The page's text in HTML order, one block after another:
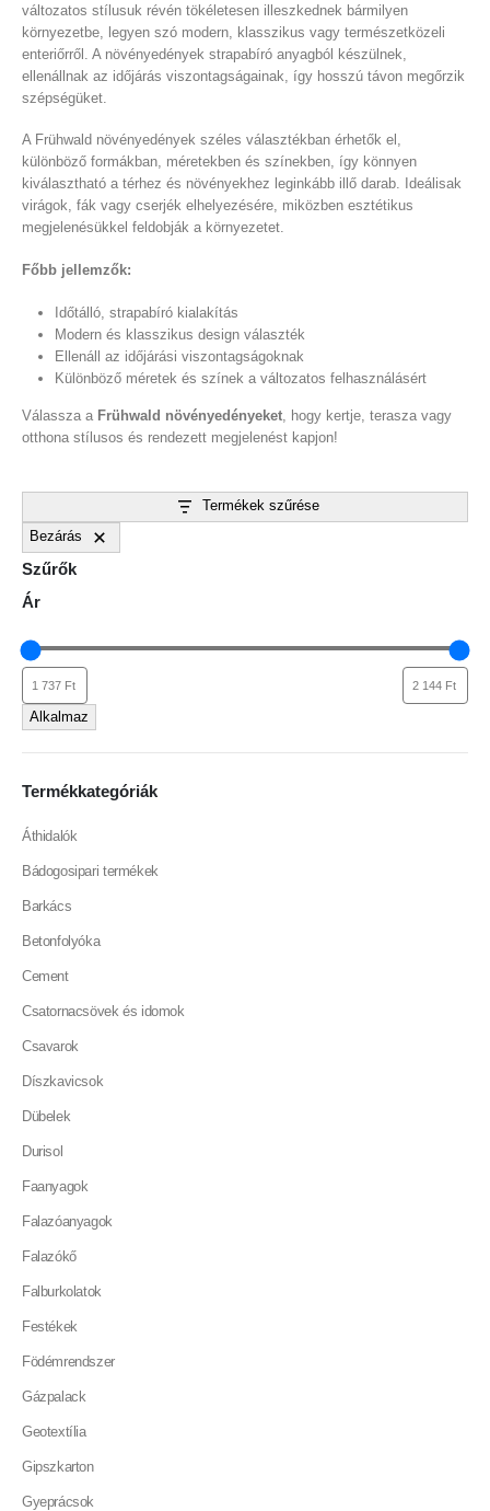
változatos stílusuk révén tökéletesen illeszkednek bármilyen
környezetbe, legyen szó modern, klasszikus vagy természetközeli
enteriőrről. A növényedények strapabíró anyagból készülnek,
ellenállnak az időjárás viszontagságainak, így hosszú távon megőrzik
szépségüket.
A Frühwald növényedények széles választékban érhetők el,
különböző formákban, méretekben és színekben, így könnyen
kiválasztható a térhez és növényekhez leginkább illő darab. Ideálisak
virágok, fák vagy cserjék elhelyezésére, miközben esztétikus
megjelenésükkel feldobják a környezetet.
Főbb jellemzők:
Időtálló, strapabíró kialakítás
Modern és klasszikus design választék
Ellenáll az időjárási viszontagságoknak
Különböző méretek és színek a változatos felhasználásért
Válassza a Frühwald növényedényeket, hogy kertje, terasza vagy
otthona stílusos és rendezett megjelenést kapjon!
Termékek szűrése
Bezárás
Szűrők
Ár
Alkalmaz
Termékkategóriák
Áthidalók
Bádogosipari termékek
Barkács
Betonfolyóka
Cement
Csatornacsövek és idomok
Csavarok
Díszkavicsok
Dübelek
Durisol
Faanyagok
Falazóanyagok
Falazókő
Falburkolatok
Festékek
Födémrendszer
Gázpalack
Geotextília
Gipszkarton
Gyeprácsok